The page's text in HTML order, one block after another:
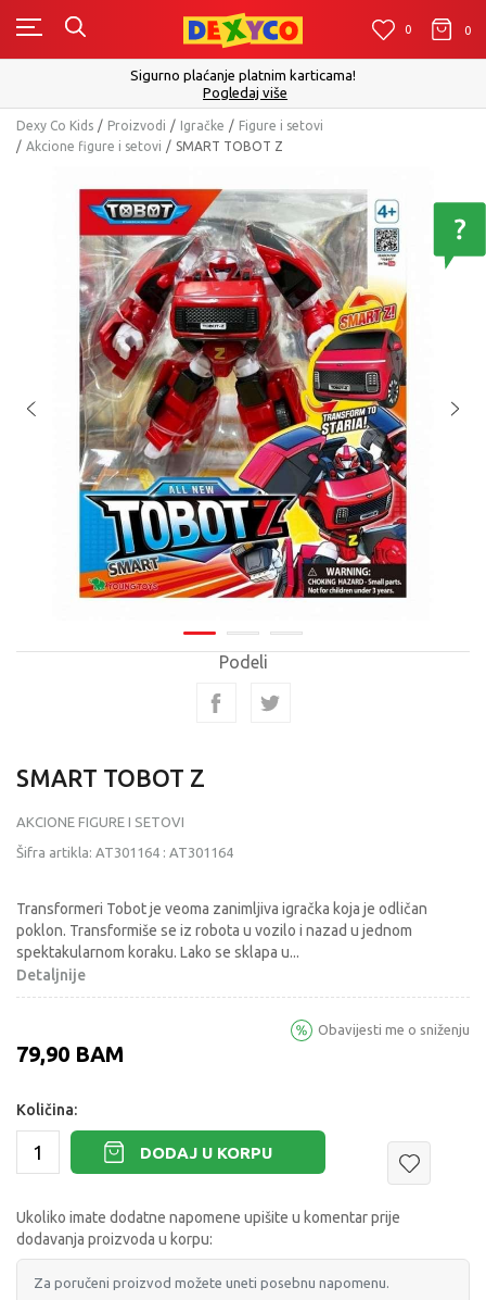
0 0
Sigurno plaćanje platnim karticama!
Pogledaj više
Dexy Co Kids Proizvodi Igračke
Figure i setovi
Akcione figure i setovi
SMART TOBOT Z
Podeli
SMART TOBOT Z
AKCIONE FIGURE I SETOVI
Šifra artikla: AT301164 : AT301164
Transformeri Tobot je veoma zanimljiva igračka koja je odličan
poklon. Transformiše se iz robota u vozilo i nazad u jednom
spektakularnom koraku. Lako se sklapa u...
Detaljnije
79,90 BAM
Obavijesti me o sniženju
Količina:
DODAJ U KORPU
Ukoliko imate dodatne napomene upišite u komentar prije
dodavanja proizvoda u korpu: